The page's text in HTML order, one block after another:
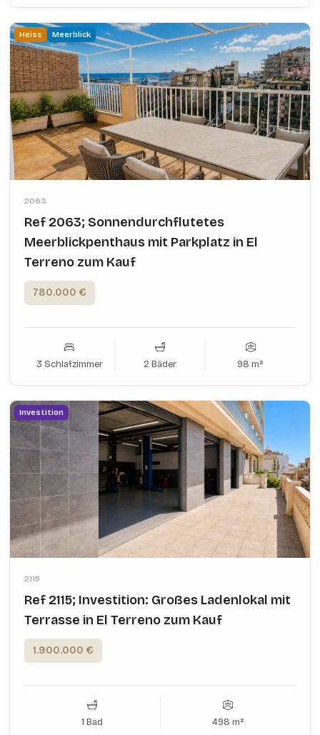
Heiss Meerblick
2063
Ref 2063; Sonnendurchflutetes
Meerblickpenthaus mit Parkplatz in El
Terreno zum Kauf
780.000 €
3 Schlafzimmer 2 Bäder 98 m²
Investition
2115
Ref 2115; Investition: Großes Ladenlokal mit
Terrasse in El Terreno zum Kauf
1.900.000 €
1 Bad 498 m²